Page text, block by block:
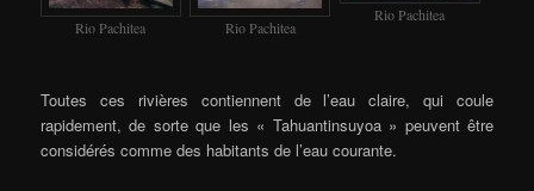
Rio Pachitea Rio Pachitea
Rio Pachitea
Toutes ces rivières contiennent de l’eau claire, qui coule
rapidement, de sorte que les « Tahuantinsuyoa » peuvent être
considérés comme des habitants de l’eau courante.